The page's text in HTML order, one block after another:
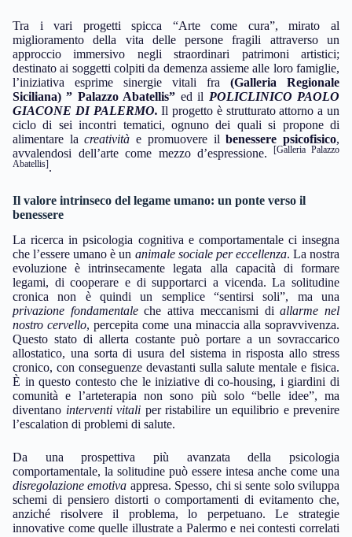
Tra i vari progetti spicca “Arte come cura”, mirato al
miglioramento della vita delle persone fragili attraverso un
approccio immersivo negli straordinari patrimoni artistici;
destinato ai soggetti colpiti da demenza assieme alle loro famiglie,
l’iniziativa esprime sinergie vitali fra (Galleria Regionale
Siciliana) ” Palazzo Abatellis” ed il POLICLINICO PAOLO
GIACONE DI PALERMO. Il progetto è strutturato attorno a un
ciclo di sei incontri tematici, ognuno dei quali si propone di
alimentare lacreatività e promuovere ilbenessere psicofisico,
avvalendosi dell’arte come mezzo d’espressione. [Galleria Palazzo
Abatellis].
Il valore intrinseco del legame umano: un ponte verso il
benessere
La ricerca in psicologia cognitiva e comportamentale ci insegna
che l’essere umano è un animale sociale per eccellenza. La nostra
evoluzione è intrinsecamente legata alla capacità di formare
legami, di cooperare e di supportarci a vicenda. La solitudine
cronica non è quindi un semplice “sentirsi soli”, ma una
privazione fondamentaleche attiva meccanismi diallarme nel
nostro cervello, percepita come una minaccia alla sopravvivenza.
Questo stato di allerta costante può portare a un sovraccarico
allostatico, una sorta di usura del sistema in risposta allo stress
cronico, con conseguenze devastanti sulla salute mentale e fisica.
È in questo contesto che le iniziative di co-housing, i giardini di
comunità e l’arteterapia non sono più solo “belle idee”, ma
diventano interventi vitali per ristabilire un equilibrio e prevenire
l’escalation di problemi di salute.
Da una prospettiva più avanzata della psicologia
comportamentale, la solitudine può essere intesa anche come una
disregolazione emotiva appresa. Spesso, chi si sente solo sviluppa
schemi di pensiero distorti o comportamenti di evitamento che,
anziché risolvere il problema, lo perpetuano. Le strategie
innovative come quelle illustrate a Palermo e nei contesti correlati